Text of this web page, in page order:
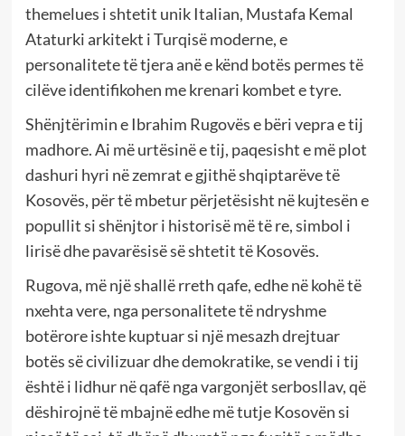
themelues i shtetit unik Italian, Mustafa Kemal
Ataturki arkitekt i Turqisë moderne, e
personalitete të tjera anë e kënd botës permes të
cilëve identifikohen me krenari kombet e tyre.
Shënjtërimin e Ibrahim Rugovës e bëri vepra e tij
madhore. Ai më urtësinë e tij, paqesisht e më plot
dashuri hyri në zemrat e gjithë shqiptarëve të
Kosovës, për të mbetur përjetësisht në kujtesën e
popullit si shënjtor i historisë më të re, simbol i
lirisë dhe pavarësisë së shtetit të Kosovës.
Rugova, më një shallë rreth qafe, edhe në kohë të
nxehta vere, nga personalitete të ndryshme
botërore ishte kuptuar si një mesazh drejtuar
botës së civilizuar dhe demokratike, se vendi i tij
është i lidhur në qafë nga vargonjët serbosllav, që
dëshirojnë të mbajnë edhe më tutje Kosovën si